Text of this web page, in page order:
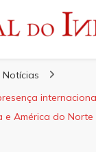
Notícias
e América do Norte